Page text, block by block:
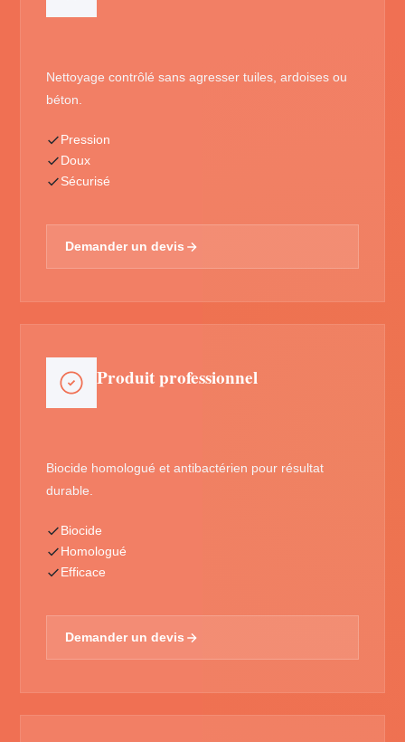
Nettoyage contrôlé sans agresser tuiles, ardoises ou
béton.
Pression
Doux
Sécurisé
Demander un devis
Produit professionnel
Biocide homologué et antibactérien pour résultat
durable.
Biocide
Homologué
Efficace
Demander un devis